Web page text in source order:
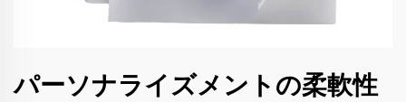
パーソナライズメントの柔軟性